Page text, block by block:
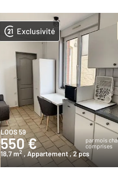
Exclusivité
LOOS 59
550 €
par mois
comprises
18,7 m2 , Appartement, 2 pcs